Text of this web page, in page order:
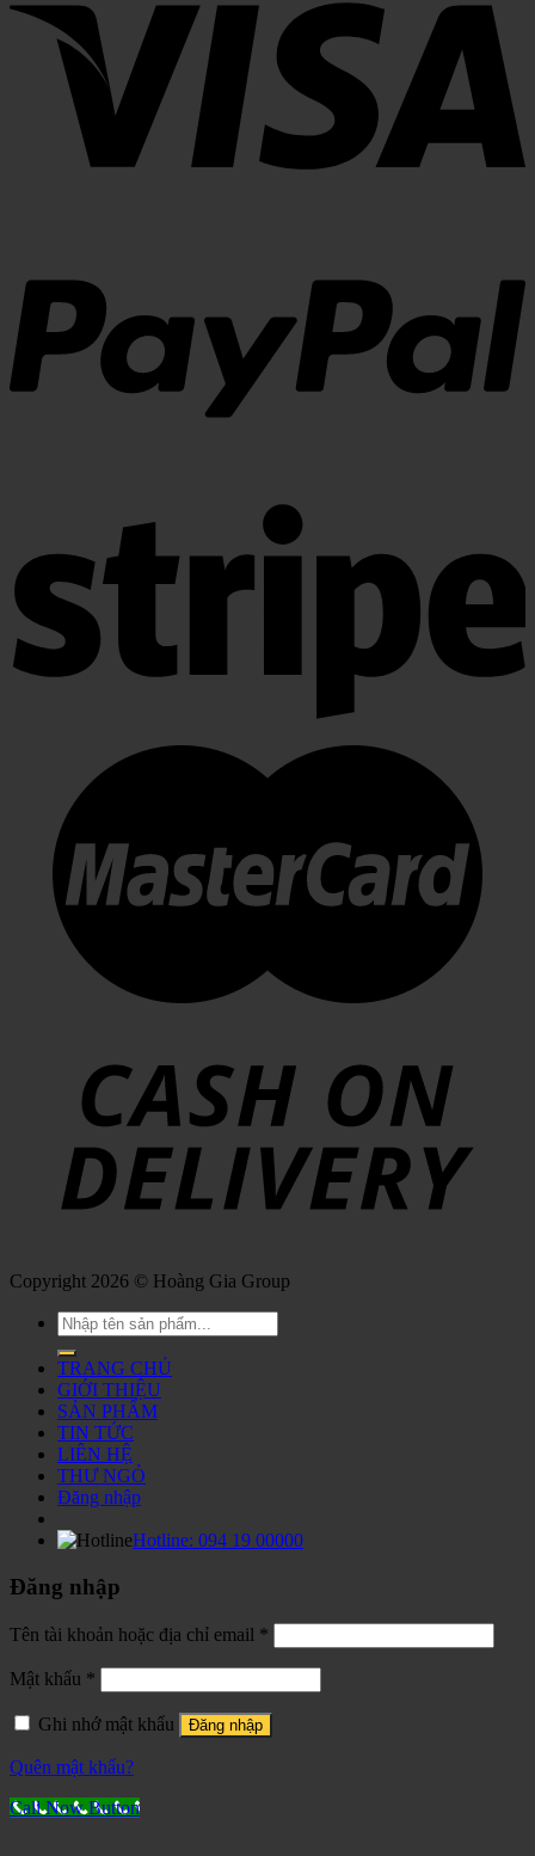
Copyright 2026 © Hoàng Gia Group
Tìm
kiếm:
TRANG CHỦ
GIỚI THIỆU
SẢN PHẨM
TIN TỨC
LIÊN HỆ
THƯ NGỎ
Đăng nhập
Hotline: 094 19 00000
Đăng nhập
Tên tài khoản hoặc địa chỉ email *
Mật khẩu *
Ghi nhớ mật khẩu Đăng nhập
Quên mật khẩu?
Call Now Button